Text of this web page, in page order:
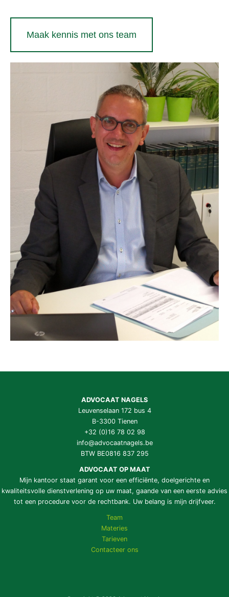
Maak kennis met ons team
ADVOCAAT NAGELS
Leuvenselaan 172 bus 4
B-3300 Tienen
+32 (0)16 78 02 98
info@advocaatnagels.be
BTW BE0816 837 295
ADVOCAAT OP MAAT
Mijn kantoor staat garant voor een efficiënte, doelgerichte en
kwaliteitsvolle dienstverlening op uw maat, gaande van een eerste advies
tot een procedure voor de rechtbank. Uw belang is mijn drijfveer.
Team
Materies
Tarieven
Contacteer ons